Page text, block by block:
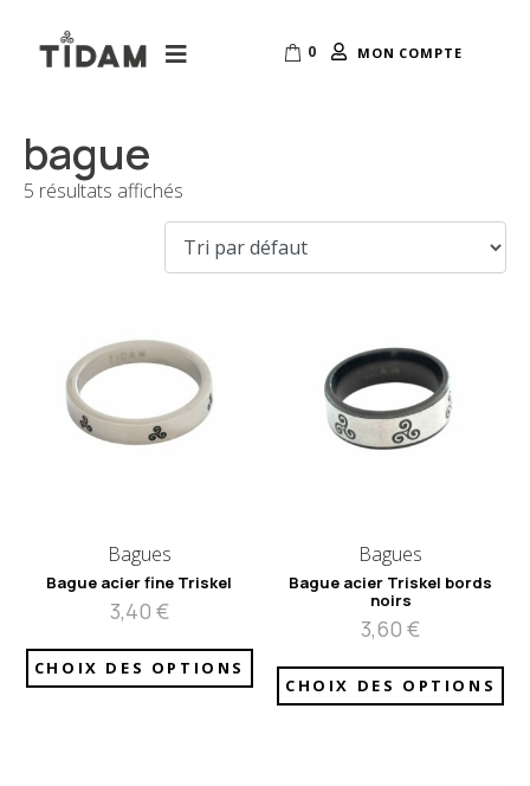
0 MON COMPTE
bague
5 résultats affichés
Bagues
Bague acier fine Triskel
3,40 €
CHOIX DES OPTIONS
Bagues
Bague acier Triskel bords
noirs
3,60€
CHOIX DES OPTIONS